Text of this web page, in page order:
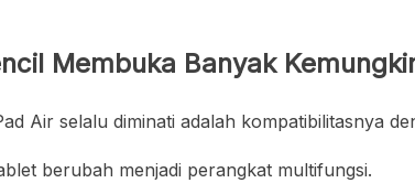
Membuka Banyak
Air selalu diminati adalah kompatibilitasnya
berubah menjadi perangkat multifungsi.